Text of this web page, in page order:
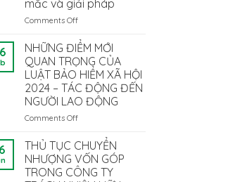
ĐỘNG
ĐIỆN
TẠI
VIỆT
NAM
Nhân
2025:
Nghiệp
Cần
Làm
Gì
Để
Tuân
Thủ?
mắc và giải pháp
Comments Offon
danh
doanh
nghiệp
khi
đại
diện
pháp
là
người
nước
ngoài:
NHỮNG ĐIỂM MỚI
QUAN TRỌNG CỦA
LUẬT BẢO HIỂM XÃ HỘI
2024 – TÁC ĐỘNG ĐẾN
NGƯỜI LAO ĐỘNG
Comments Offon
ĐIỂM
MỚI
QUAN
TRỌNG
THỦ TỤC CHUYỂN
NHƯỢNG VỐN GÓP
TRONG CÔNG TY